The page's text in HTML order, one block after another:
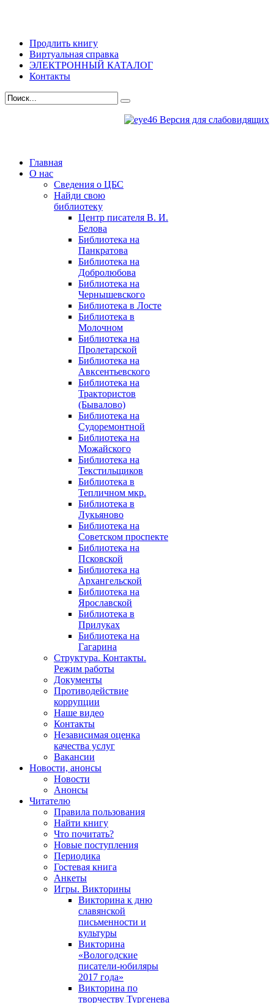
Продлить книгу
Виртуальная справка
ЭЛЕКТРОННЫЙ КАТАЛОГ
Контакты
Версия для слабовидящих
Главная
О нас
Сведения о ЦБС
Найди свою
библиотеку
Центр писателя В. И.
Белова
Библиотека на
Панкратова
Библиотека на
Добролюбова
Библиотека на
Чернышевского
Библиотека в Лосте
Библиотека в
Молочном
Библиотека на
Пролетарской
Библиотека на
Авксентьевского
Библиотека на
Трактористов
(Бывалово)
Библиотека на
Судоремонтной
Библиотека на
Можайского
Библиотека на
Текстильщиков
Библиотека в
Тепличном мкр.
Библиотека в
Лукьяново
Библиотека на
Советском проспекте
Библиотека на
Псковской
Библиотека на
Архангельской
Библиотека на
Ярославской
Библиотека в
Прилуках
Библиотека на
Гагарина
Структура. Контакты.
Режим работы
Документы
Противодействие
коррупции
Наше видео
Контакты
Независимая оценка
качества услуг
Вакансии
Новости, анонсы
Новости
Анонсы
Читателю
Правила пользования
Найти книгу
Что почитать?
Новые поступления
Периодика
Гостевая книга
Анкеты
Игры. Викторины
Викторина к дню
славянской
письменности и
культуры
Викторина
«Вологодские
писатели-юбиляры
2017 года»
Викторина по
творчеству Тургенева